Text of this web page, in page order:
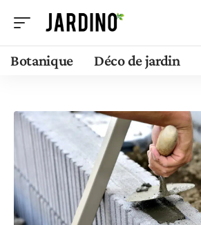
Botanique Déco de jardin